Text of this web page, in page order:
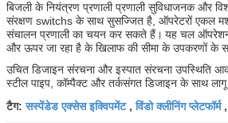
बिजली के नियंत्रण प्रणाली प्रणाली सुविधाजनक और
संरक्षण switchs के साथ सुसज्जित है, ऑपरेटरों एकल
संचालन प्रणाली का चयन कर सकते हैं। यह चल ऑपरेशन
और ऊपर जा रहा है के खिलाफ की सीमा के उपकरणों के
उचित डिजाइन संरचना और इस्पात संरचना उपस्थिति
स्टील पाइप, कॉम्पैक्ट और तर्कसंगत डिजाइन के साथ लागू
टैग:सस्पेंडेड एक्सेस इक्विपमेंट,विंडो क्लीनिंग प्लेटफॉर्म